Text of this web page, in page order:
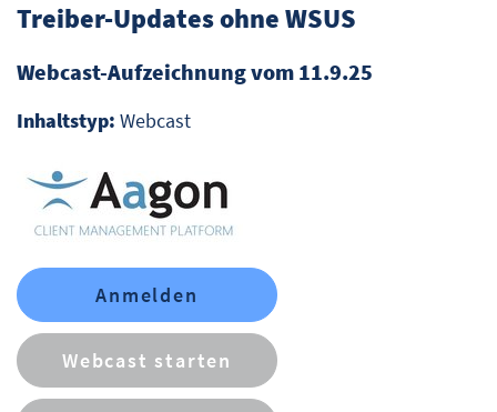
Treiber-Updates ohne WSUS
Webcast-Aufzeichnung vom 11.9.25
Inhaltstyp: Webcast
Anmelden
Webcast starten